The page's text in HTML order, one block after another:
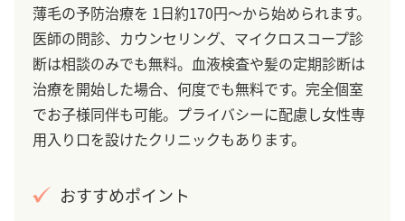
薄毛の予防治療を 1日約170円～から始められます。
医師の問診、カウンセリング、マイクロスコープ診
断は相談のみでも無料。血液検査や髪の定期診断は
治療を開始した場合、何度でも無料です。完全個室
でお子様同伴も可能。プライバシーに配慮し女性専
用入り口を設けたクリニックもあります。
おすすめポイント